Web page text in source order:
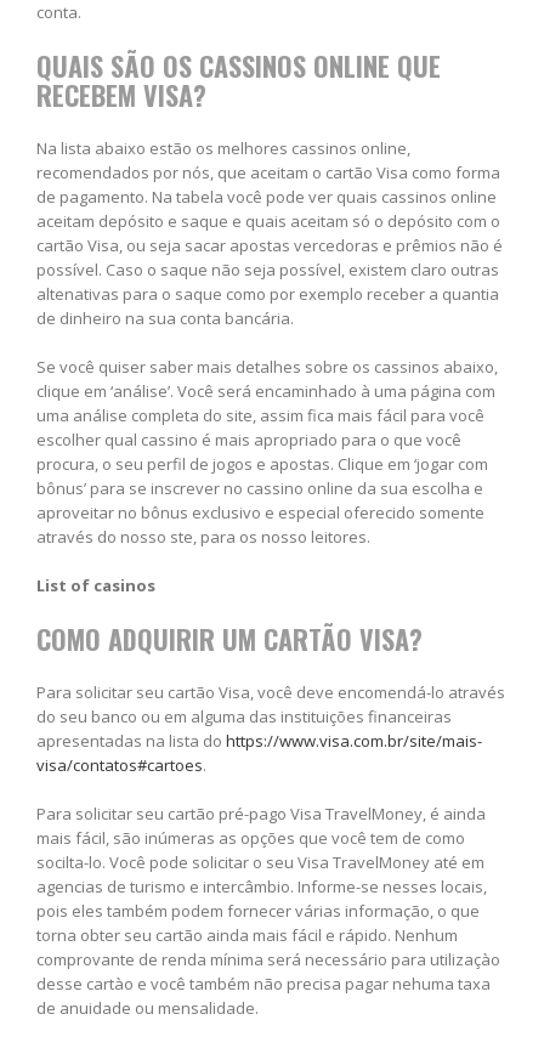
conta.
QUAIS SÃO OS CASSINOS ONLINE QUE
RECEBEM VISA?
Na lista abaixo estão os melhores cassinos online,
recomendados por nós, que aceitam o cartão Visa como forma
de pagamento. Na tabela você pode ver quais cassinos online
aceitam depósito e saque e quais aceitam só o depósito com o
cartão Visa, ou seja sacar apostas vercedoras e prêmios não é
possível. Caso o saque não seja possível, existem claro outras
altenativas para o saque como por exemplo receber a quantia
de dinheiro na sua conta bancária.
Se você quiser saber mais detalhes sobre os cassinos abaixo,
clique em ‘análise’. Você será encaminhado à uma página com
uma análise completa do site, assim fica mais fácil para você
escolher qual cassino é mais apropriado para o que você
procura, o seu perfil de jogos e apostas. Clique em ‘jogar com
bônus’ para se inscrever no cassino online da sua escolha e
aproveitar no bônus exclusivo e especial oferecido somente
através do nosso ste, para os nosso leitores.
List of casinos
COMO ADQUIRIR UM CARTÃO VISA?
Para solicitar seu cartão Visa, você deve encomendá-lo através
do seu banco ou em alguma das instituições financeiras
apresentadas na lista do https://www.visa.com.br/site/mais-
visa/contatos#cartoes.
Para solicitar seu cartão pré-pago Visa TravelMoney, é ainda
mais fácil, são inúmeras as opções que você tem de como
socilta-lo. Você pode solicitar o seu Visa TravelMoney até em
agencias de turismo e intercâmbio. Informe-se nesses locais,
pois eles também podem fornecer várias informação, o que
torna obter seu cartão ainda mais fácil e rápido. Nenhum
comprovante de renda mínima será necessário para utilizaçào
desse cartào e você também não precisa pagar nehuma taxa
de anuidade ou mensalidade.